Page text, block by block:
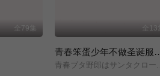
全79集 全13
青春笨蛋少年不